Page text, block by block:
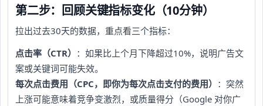
第二步：回顾关键指标变化（10分钟）
拉出过去30天的数据，重点看三个指标：
点击率（CTR） ：如果比上个月下降超过10%，说明广告文
案或关键词可能失效。
每次点击费用（CPC，即你为每次点击支付的费用） ：突然
上涨可能意味着竞争变激烈，或质量得分（Google 对你广